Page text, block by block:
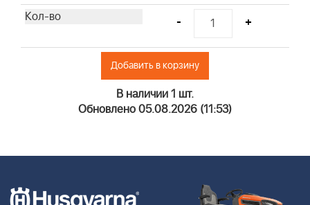
- +
Добавить в корзину
В наличии 1 шт.
Обновлено 05.08.2026 (11:53)